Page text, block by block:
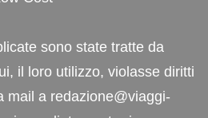
sono state tratte da
il loro utilizzo, violasse diritti
mail a redazione@viaggi-